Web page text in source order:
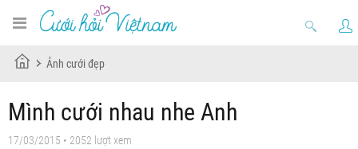
Ảnh cưới đẹp
Mình cưới nhau nhe Anh
17/03/2015 • 2052 lượt xem